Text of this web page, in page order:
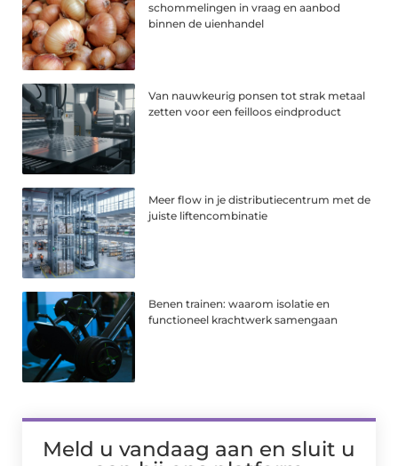
schommelingen in vraag en aanbod
binnen de uienhandel
Van nauwkeurig ponsen tot strak metaal
zetten voor een feilloos eindproduct
Meer flow in je distributiecentrum met de
juiste liftencombinatie
Benen trainen: waarom isolatie en
functioneel krachtwerk samengaan
Meld u vandaag aan en sluit u